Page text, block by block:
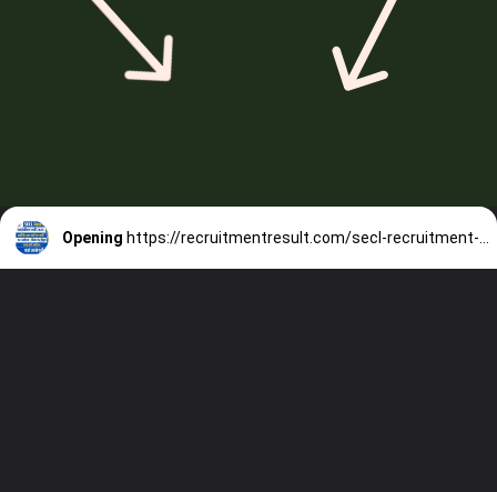
Opening https://recruitmentresult.com/secl-recruitment-2023/